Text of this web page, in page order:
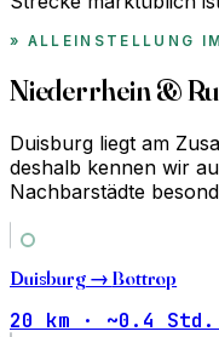
ALLEINSTELLUNG
Niederrhein &
Duisburg liegt am
deshalb kennen wir
Nachbarstädte
Duisburg → Bottrop
20 km · ~0.4 Std.